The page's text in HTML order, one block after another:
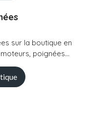
sur la boutique en
poignées...